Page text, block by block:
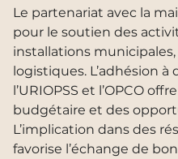
Le partenariat avec la
pour le soutien des
installations
logistiques. L’adhésion
l’URIOPSS et l’OPCO
budgétaire et des
L’implication dans des
favorise l’échange de